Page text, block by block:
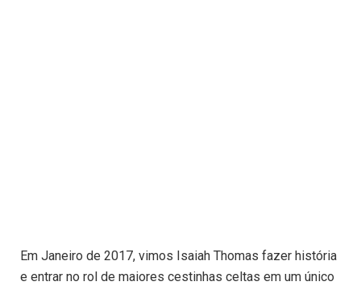
Em Janeiro de 2017, vimos Isaiah Thomas fazer história
e entrar no rol de maiores cestinhas celtas em um único